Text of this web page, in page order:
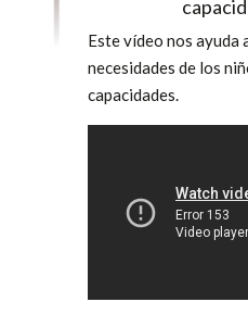
Este vídeo nos ayuda
necesidades de los
capacidades.